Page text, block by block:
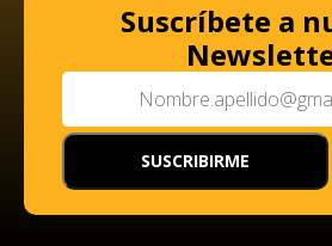
Suscríbete a